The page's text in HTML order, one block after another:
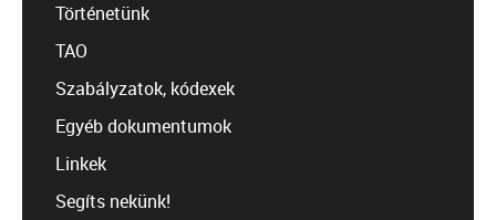
Történetünk
TAO
Szabályzatok, kódexek
Egyéb dokumentumok
Linkek
Segíts nekünk!